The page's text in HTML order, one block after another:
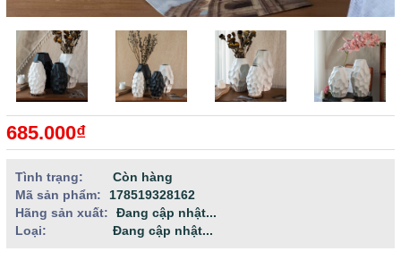
685.000₫
Tình trạng:
Còn hàng
Mã sản phẩm:
178519328162
Hãng sản xuất:
Đang cập nhật...
Loại:
Đang cập nhật...